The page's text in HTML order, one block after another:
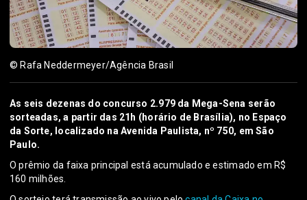
© Rafa Neddermeyer/Agência Brasil
As seis dezenas do concurso 2.979 da Mega-Sena serão
sorteadas, a partir das 21h (horário de Brasília), no Espaço
da Sorte, localizado na Avenida Paulista, nº 750, em São
Paulo.
O prêmio da faixa principal está acumulado e estimado em R$
160 milhões.